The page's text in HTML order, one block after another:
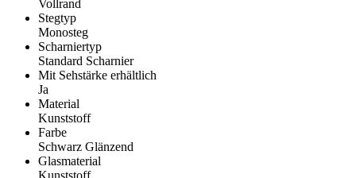
Vollrand
Stegtyp
Monosteg
Scharniertyp
Standard Scharnier
Mit Sehstärke erhältlich
Ja
Material
Kunststoff
Farbe
Schwarz Glänzend
Glasmaterial
Kunststoff